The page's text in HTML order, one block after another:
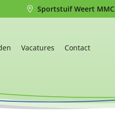
Sportstuif Weert MMC
Vacatures Contact